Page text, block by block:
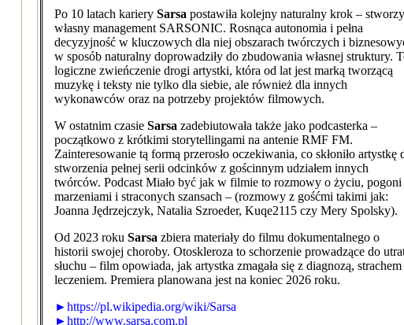
Po 10 latach kariery Sarsa postawiła kolejny naturalny krok –
własny management SARSONIC. Rosnąca autonomia i pełna
decyzyjność w kluczowych dla niej obszarach twórczych i
w sposób naturalny doprowadziły do zbudowania własnej struktury.
logiczne zwieńczenie drogi artystki, która od lat jest marką tworzącą
muzykę i teksty nie tylko dla siebie, ale również dla innych
wykonawców oraz na potrzeby projektów filmowych.
W ostatnim czasie Sarsa zadebiutowała także jako podcasterka –
początkowo z krótkimi storytellingami na antenie RMF FM.
Zainteresowanie tą formą przerosło oczekiwania, co skłoniło artystkę
stworzenia pełnej serii odcinków z gościnnym udziałem innych
twórców. Podcast Miało być jak w filmie to rozmowy o życiu, pogoni
marzeniami i straconych szansach – (rozmowy z gośćmi takimi jak:
Joanna Jędrzejczyk, Natalia Szroeder, Kuqe2115 czy Mery Spolsky).
Od 2023 roku Sarsa zbiera materiały do filmu dokumentalnego o
historii swojej choroby. Otoskleroza to schorzenie prowadzące do
słuchu – film opowiada, jak artystka zmagała się z diagnozą,
leczeniem. Premiera planowana jest na koniec 2026 roku.
►https://pl.wikipedia.org/wiki/Sarsa
►http://www.sarsa.com.pl